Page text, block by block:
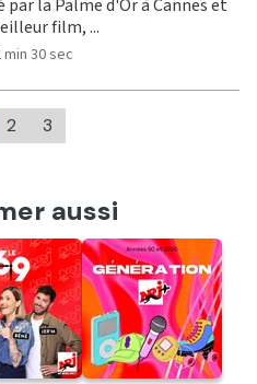
par la Palme d'Or à Cannes et
film, ...
min 30 sec
2 3
aussi